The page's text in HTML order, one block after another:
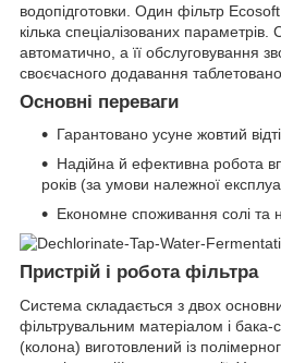
водопідготовки. Один фільтр
кілька спеціалізованих
автоматично, а її обслуговування
своєчасного додавання
Основні переваги
Гарантовано усуне жовтий
Надійна й ефективна робота
років (за умови належної
Економне споживання солі та
Пристрій і робота фільтра
Система складається з двох
фільтрувальним матеріалом і
(колона) виготовлений із